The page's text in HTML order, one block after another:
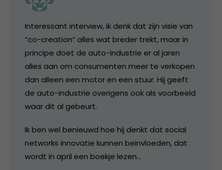
Interessant interview, ik denk dat zijn visie van
“co-creation” alles wat breder trekt, maar in
principe doet de auto-industrie er al jaren
alles aan om consumenten meer te verkopen
dan alleen een motor en een stuur. Hij geeft
de auto-industrie overigens ook als voorbeeld
waar dit al gebeurt.
Ik ben wel benieuwd hoe hij denkt dat social
networks innovatie kunnen beinvloeden, dat
wordt in april een boekje lezen…